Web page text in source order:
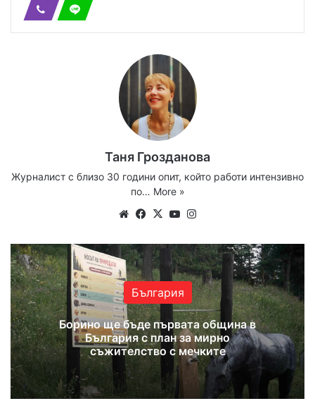
Таня Грозданова
Журналист с близо 30 години опит, който работи интензивно
по… More »
WebsiteFacebook
X YouTube
България
Борино ще бъде първата община в
България с план за мирно
съжителство с мечките